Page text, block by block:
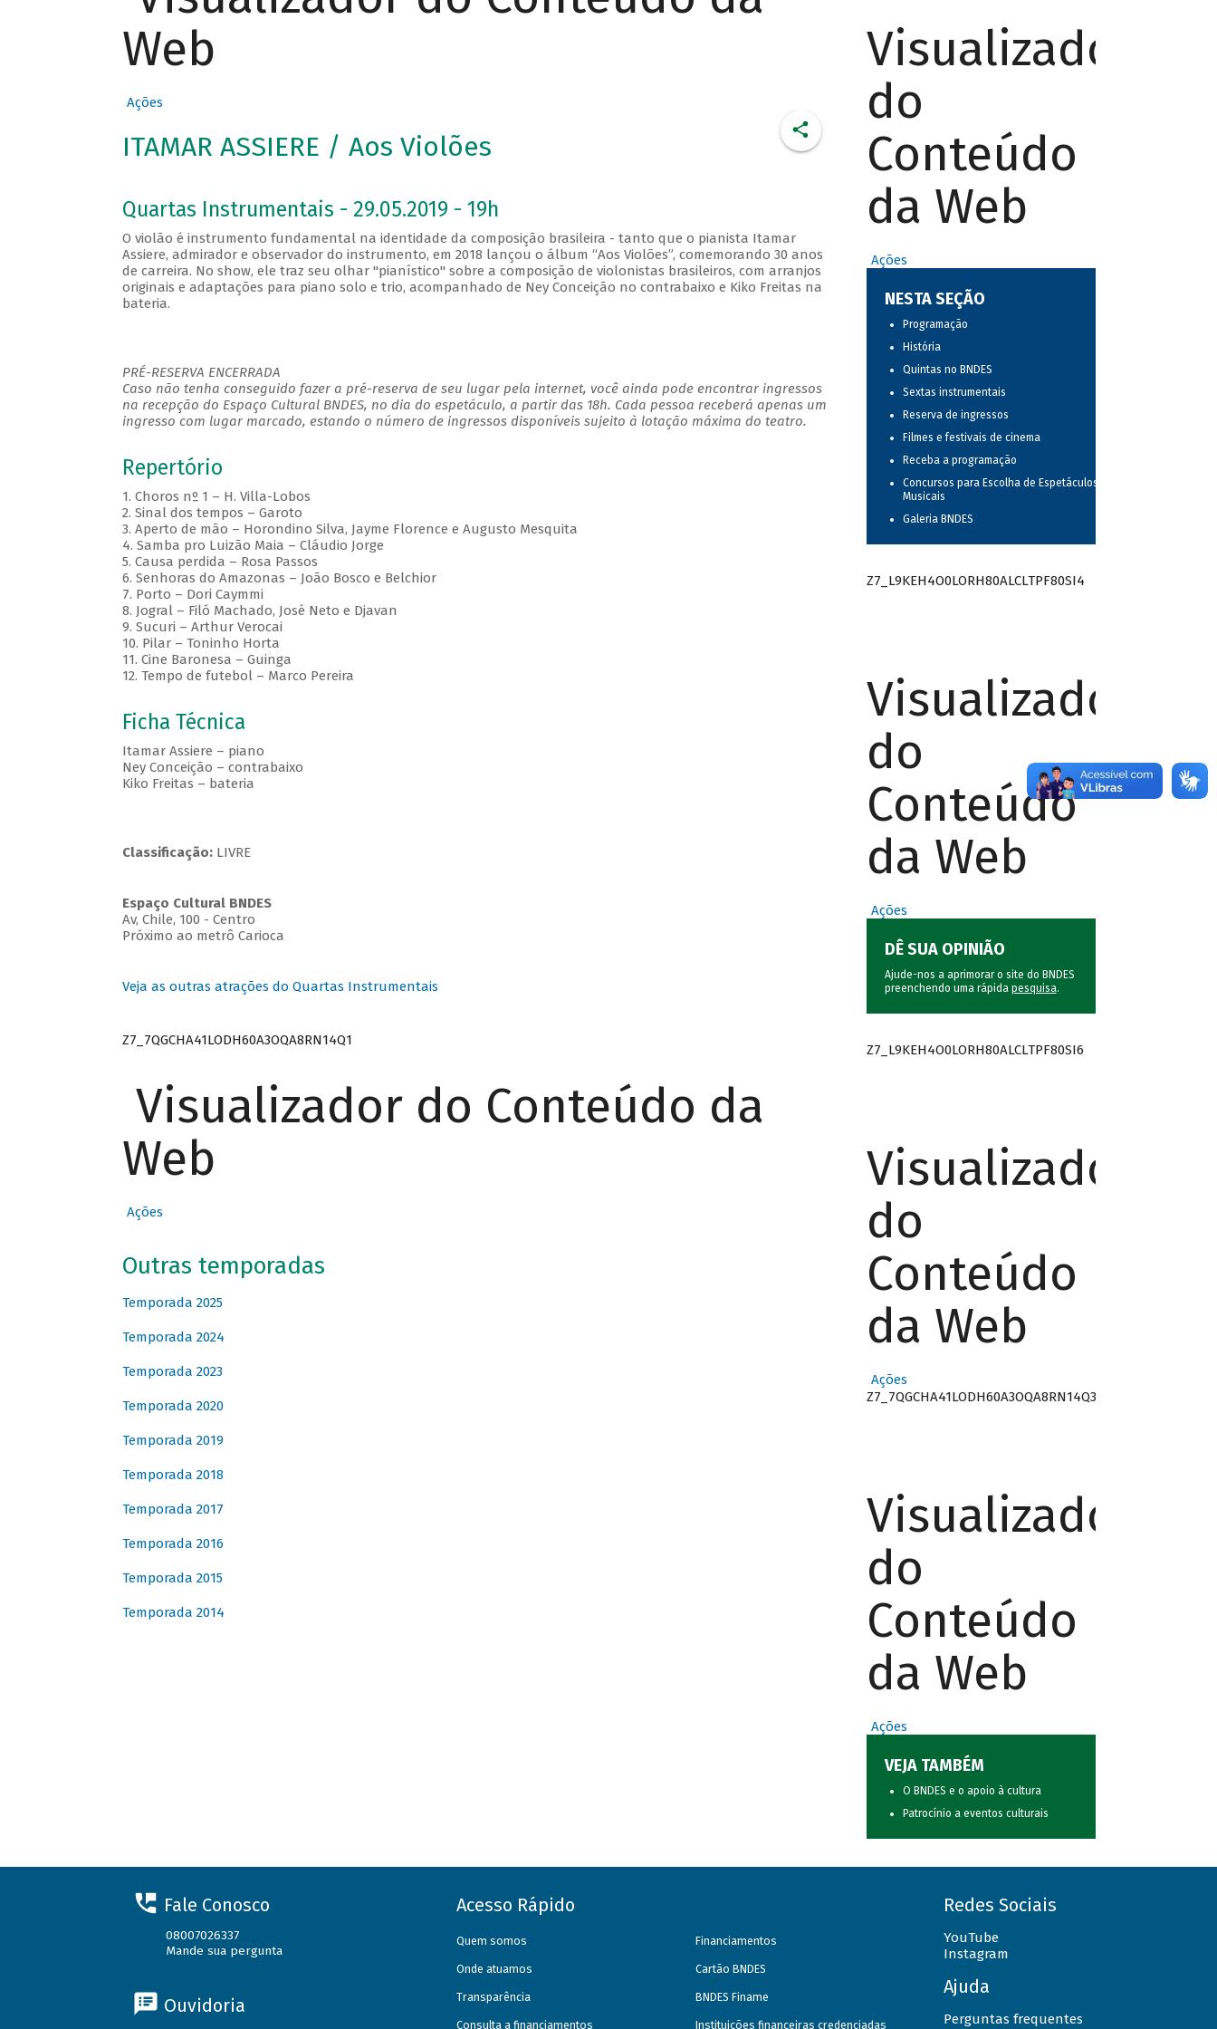
Web
Ações
ITAMAR ASSIERE / Aos Violões
Quartas Instrumentais - 29.05.2019 - 19h
O violão é instrumento fundamental na identidade da composição brasileira - tanto que o pianista Itamar
Assiere, admirador e observador do instrumento, em 2018 lançou o álbum “Aos Violões”, comemorando 30 anos
de carreira. No show, ele traz seu olhar "pianístico" sobre a composição de violonistas brasileiros, com arranjos
originais e adaptações para piano solo e trio, acompanhado de Ney Conceição no contrabaixo e Kiko Freitas na
bateria.
PRÉ-RESERVA ENCERRADA
Caso não tenha conseguido fazer a pré-reserva de seu lugar pela internet, você ainda pode encontrar ingressos
na recepção do Espaço Cultural BNDES, no dia do espetáculo, a partir das 18h. Cada pessoa receberá apenas um
ingresso com lugar marcado, estando o número de ingressos disponíveis sujeito à lotação máxima do teatro.
Repertório
1. Choros nº 1 – H. Villa-Lobos
2. Sinal dos tempos – Garoto
3. Aperto de mão – Horondino Silva, Jayme Florence e Augusto Mesquita
4. Samba pro Luizão Maia – Cláudio Jorge
5. Causa perdida – Rosa Passos
6. Senhoras do Amazonas – João Bosco e Belchior
7. Porto – Dori Caymmi
8. Jogral – Filó Machado, José Neto e Djavan
9. Sucuri – Arthur Verocai
10. Pilar – Toninho Horta
11. Cine Baronesa – Guinga
12. Tempo de futebol – Marco Pereira
Ficha Técnica
Itamar Assiere – piano
Ney Conceição – contrabaixo
Kiko Freitas – bateria
Classificação: LIVRE
Espaço Cultural BNDES
Av, Chile, 100 - Centro
Próximo ao metrô Carioca
Veja as outras atrações do Quartas Instrumentais
Z7_7QGCHA41LODH60A3OQA8RN14Q1
Visualizador do Conteúdo da
Web
Ações
Outras temporadas
Temporada 2025
Temporada 2024
Temporada 2023
Temporada 2020
Temporada 2019
Temporada 2018
Temporada 2017
Temporada 2016
Temporada 2015
Temporada 2014
Visualizador
do
Conteúdo
da Web
Ações
NESTA SEÇÃO
Programação
História
Quintas no BNDES
Sextas instrumentais
Reserva de ingressos
Filmes e festivais de cinema
Receba a programação
Concursos para Escolha de Espetáculos
Musicais
Galeria BNDES
Z7_L9KEH4O0LORH80ALCLTPF80SI4
Visualizador
do
Conteúdo
da Web
Ações
DÊ SUA OPINIÃO
Ajude-nos a aprimorar o site do BNDES
preenchendo uma rápida pesquisa.
Z7_L9KEH4O0LORH80ALCLTPF80SI6
Visualizador
do
Conteúdo
da Web
Ações
Z7_7QGCHA41LODH60A3OQA8RN14Q3
Visualizador
do
Conteúdo
da Web
Ações
VEJA TAMBÉM
O BNDES e o apoio à cultura
Patrocínio a eventos culturais
Fale Conosco
08007026337
Mande sua pergunta
Ouvidoria
Acesso Rápido
Quem somos
Onde atuamos
Transparência
Consulta a financiamentos
Financiamentos
Cartão BNDES
BNDES Finame
Instituições financeiras credenciadas
Redes Sociais
YouTube
Instagram
Ajuda
Perguntas frequentes